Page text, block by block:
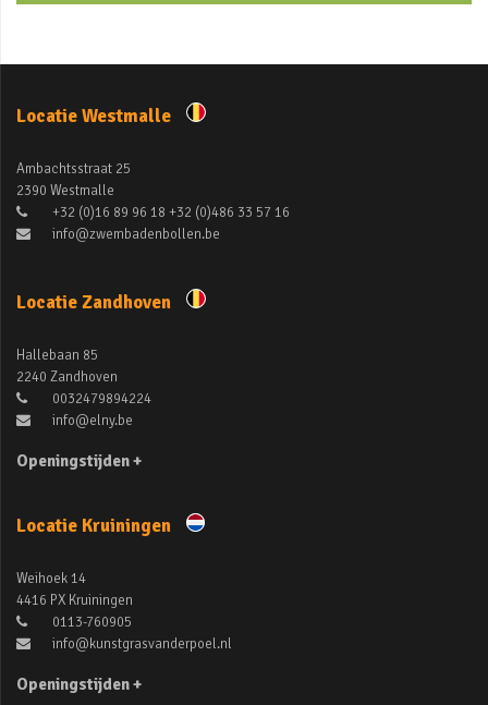
Locatie Westmalle
Ambachtsstraat 25
2390 Westmalle
+32 (0)16 89 96 18 +32 (0)486 33 57 16
info@zwembadenbollen.be
Locatie Zandhoven
Hallebaan 85
2240 Zandhoven
0032479894224
info@elny.be
Openingstijden +
Locatie Kruiningen
Weihoek 14
4416 PX Kruiningen
0113-760905
info@kunstgrasvanderpoel.nl
Openingstijden +